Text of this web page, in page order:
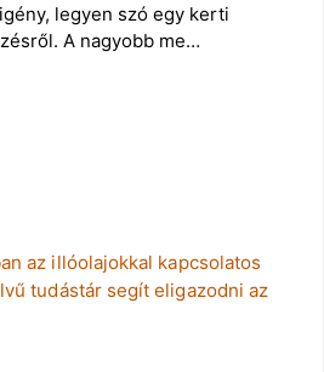
legyen szó egy kerti
A nagyobb me…